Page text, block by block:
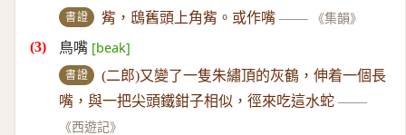
書證 觜，鴟舊頭上角觜。或作嘴 —— 《集韻》
鳥嘴 [beak]
書證
(二郎)又變了一隻朱繡頂的灰鶴，伸着一個長
嘴，與一把尖頭鐵鉗子相似，徑來吃這水蛇 ——
《西遊記》